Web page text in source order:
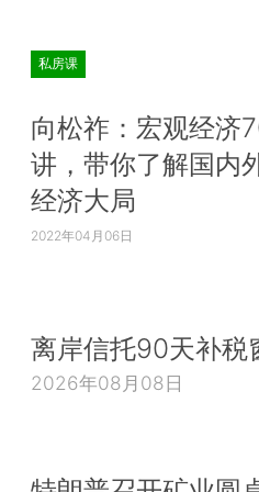
私房课
向松祚：宏观经济
讲，带你了解国内
经济大局
2022年04月06日
离岸信托90天补税
2026年08月08日